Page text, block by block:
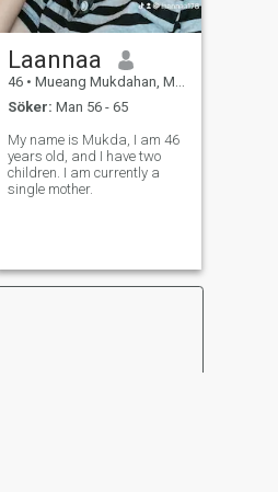
Laannaa
46 • Mueang Mukdahan, Mukdahan, Thailand
Söker: Man 56 - 65
My name is Mukda, I am 46
years old, and I have two
children. I am currently a
single mother.